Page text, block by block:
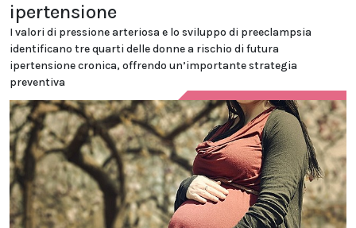
ipertensione
I valori di pressione arteriosa e lo sviluppo di preeclampsia
identificano tre quarti delle donne a rischio di futura
ipertensione cronica, offrendo un’importante strategia
preventiva